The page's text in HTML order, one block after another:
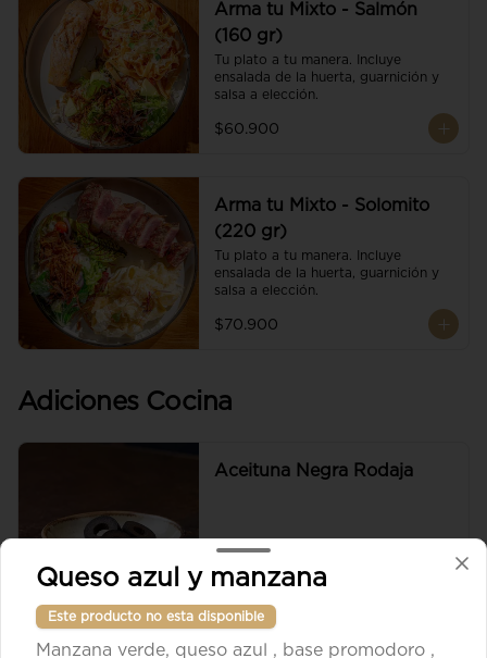
Arma tu Mixto - Salmón
(160 gr)
Tu plato a tu manera. Incluye
ensalada de la huerta, guarnición y
salsa a elección.
$60.900
Arma tu Mixto - Solomito
(220 gr)
Tu plato a tu manera. Incluye
ensalada de la huerta, guarnición y
salsa a elección.
$70.900
Adiciones Cocina
Aceituna Negra Rodaja
$8.900
Queso azul y manzana
Este producto no esta disponible
Manzana verde, queso azul , base promodoro ,